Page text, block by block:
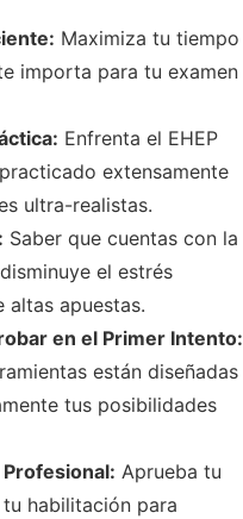
Maximiza tu tiempo
importa para tu examen
Enfrenta el EHEP
extensamente
ultra-realistas.
Saber que cuentas con la
el estrés
altas apuestas.
en el Primer Intento:
están diseñadas
tus posibilidades
Aprueba tu
habilitación para